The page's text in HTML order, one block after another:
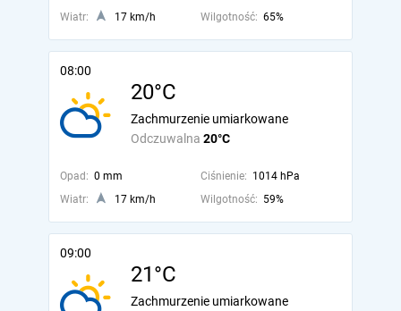
Wiatr: 17 km/h Wilgotność: 65%
08:00
20°C
Odczuwalna 20°C
Zachmurzenie umiarkowane
Opad: 0 mm Ciśnienie: 1014 hPa
Wiatr:
17 km/h Wilgotność: 59%
09:00
21°C
Zachmurzenie umiarkowane